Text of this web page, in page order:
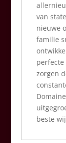
van
nieuwe
familie
zorgen
beste